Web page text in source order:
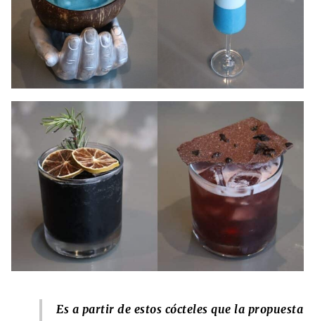
Es a partir de estos cócteles que la propuesta